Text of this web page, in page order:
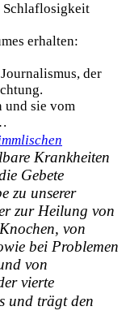
Schlaflosigkeit
erhalten:
der
und sie vom
Krankheiten
Gebete
zu unserer
zur Heilung von
von
bei Problemen
von
vierte
und trägt den